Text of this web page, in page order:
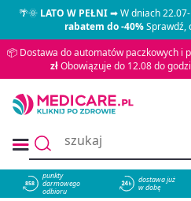
🌴🌞LATO W PEŁNI➡ W dniach
rabatem do -40%Sprawdź,
📦 Dostawa do automatów paczkowych i
złObowiązuje do 12.08 do
858
punkty
darmowego
odbioru
dostawa już
w dobę